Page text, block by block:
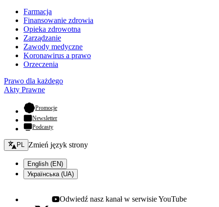
Farmacja
Finansowanie zdrowia
Opieka zdrowotna
Zarządzanie
Zawody medyczne
Koronawirus a prawo
Orzeczenia
Prawo dla każdego
Akty Prawne
Promocje- otwiera się w nowej karcie
Newsletter
Podcasty
Zmień język - bieżący:
PL Zmień język strony
English (EN)
Українська (UA)
Youtube - otwiera się w nowej karcie
Odwiedź nasz kanał w serwisie YouTube